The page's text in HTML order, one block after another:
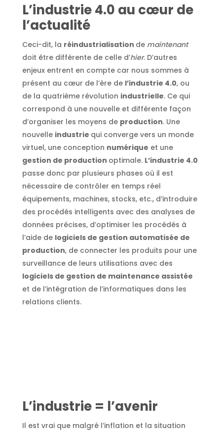
L’industrie 4.0 au cœur de
l’actualité
Ceci-dit, la réindustrialisation de maintenant
doit être différente de celle d’hier. D’autres
enjeux entrent en compte car nous sommes à
présent au cœur de l’ère de l’industrie 4.0, ou
de la quatrième révolution industrielle. Ce qui
correspond à une nouvelle et différente façon
d’organiser les moyens de production. Une
nouvelle industrie qui converge vers un monde
virtuel, une conception numérique et une
gestion de production optimale. L’industrie 4.0
passe donc par plusieurs phases où il est
nécessaire de contrôler en temps réel
équipements, machines, stocks, etc., d’introduire
des procédés intelligents avec des analyses de
données précises, d’optimiser les procédés à
l’aide de logiciels de gestion automatisée de
production, de connecter les produits pour une
surveillance de leurs utilisations avec des
logiciels de gestion de maintenance assistée
et de l’intégration de l’informatiques dans les
relations clients.
L’industrie = l’avenir
Il est vrai que malgré l’inflation et la situation